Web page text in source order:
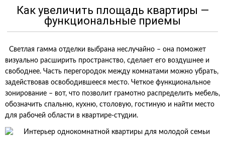
Как увеличить площадь квартиры —
функциональные приемы
Светлая гамма отделки выбрана неслучайно – она поможет
визуально расширить пространство, сделает его воздушнее и
свободнее. Часть перегородок между комнатами можно убрать,
задействовав освободившееся место. Четкое функциональное
зонирование – вот, что позволит грамотно распределить мебель,
обозначить спальню, кухню, столовую, гостиную и найти место
для рабочей области в квартире-студии.